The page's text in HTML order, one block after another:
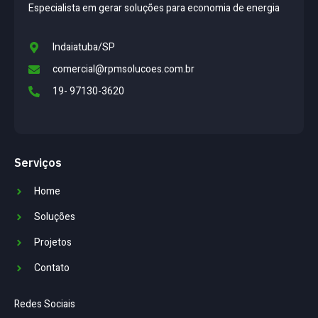
Especialista em gerar soluções para economia de energia
Indaiatuba/SP
comercial@rpmsolucoes.com.br
19- 97130-3620
Serviços
Home
Soluções
Projetos
Contato
Redes Sociais